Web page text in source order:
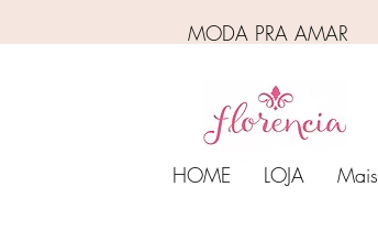
MODA PRA AMAR
HOME LOJA Mais